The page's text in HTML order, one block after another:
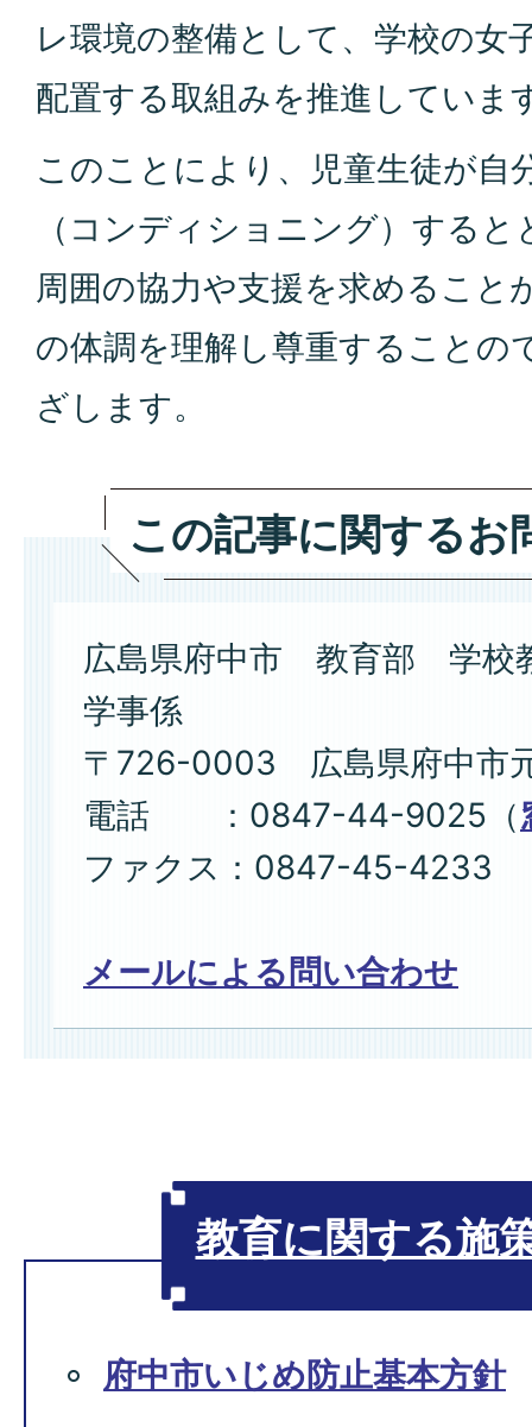
レ環境の整備として、学校の女
配置する取組みを推進していま
このことにより、児童生徒が自
（コンディショニング）する
周囲の協力や支援を求めること
の体調を理解し尊重することの
ざします。
この記事に関するお
広島県府中市 教育部 学校
学事係
〒726-0003 広島県府中市
電話 ：0847-44-9025（
ファクス：0847-45-4233
メールによる問い合わせ
教育に関する施
府中市いじめ防止基本方針